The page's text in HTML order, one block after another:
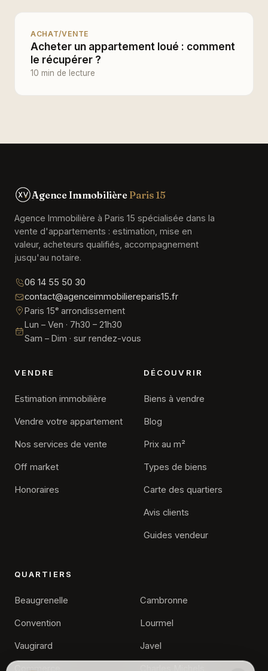
ACHAT/VENTE
Acheter un appartement loué : comment
le récupérer ?
10 min de lecture
Agence Immobilière Paris 15
Agence Immobilière à Paris 15 spécialisée dans la
vente d'appartements : estimation, mise en
valeur, acheteurs qualifiés, accompagnement
jusqu'au notaire.
06 14 55 50 30
contact@agenceimmobiliereparis15.fr
Paris 15ᵉ arrondissement
Lun – Ven · 7h30 – 21h30
Sam – Dim · sur rendez-vous
VENDRE
Estimation immobilière
Vendre votre appartement
Nos services de vente
Off market
Honoraires
DÉCOUVRIR
Biens à vendre
Blog
Prix au m²
Types de biens
Carte des quartiers
Avis clients
Guides vendeur
QUARTIERS
Beaugrenelle
Convention
Vaugirard
Commerce
Cambronne
Lourmel
Javel